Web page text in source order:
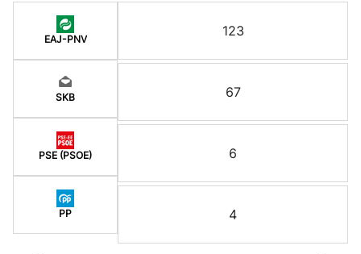
EAJ-PNV
SKB
PSE (PSOE)
PP
123
67
6
4